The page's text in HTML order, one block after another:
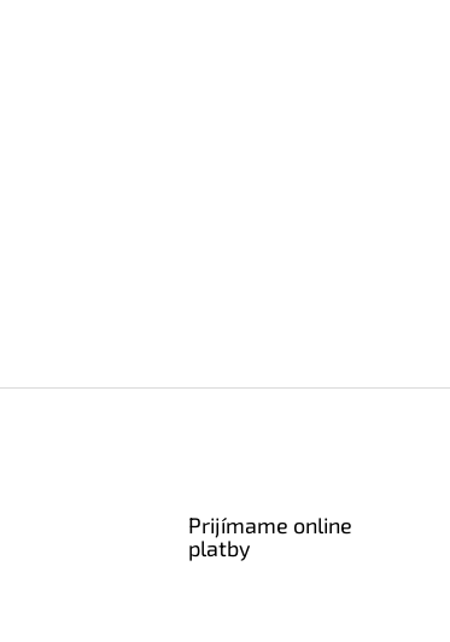
Prijímame online
platby